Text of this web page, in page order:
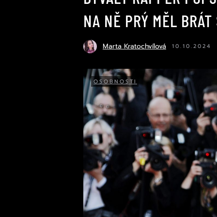
NA NĚ PRÝ MĚL BRÁT
Marta Kratochvílová 10.10.2024
OSOBNOSTI